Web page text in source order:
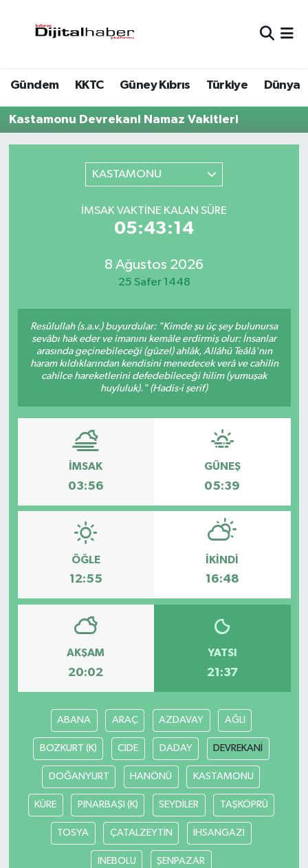
Gündem KKTC Güney Kıbrıs Türkiye Dünya
Kastamonu Devrekani Namaz Vakitleri
KASTAMONU
İMSAK VAKTINE KALAN SÜRE
05:43:14
8 Ağustos 2026
25 Safer 1448
Resûlullah (s.a.v.) buyurdular: "Kimde şu üç şey bulunursa
sevâbı hak eder ve imanını kemâle erdirmiş olur: İnsanlar
arasında geçinebileceği (güzel) ahlâk, Allâhü Teâlâ'nın
haram kıldıklarından kendisini menedecek verâ ve cahilin
cahilce hareketlerini defedebileceği hilim (yumuşak
huyluluk)." (Hadis-i şerif)
İMSAK
03:56
GÜNEŞ
05:39
ÖĞLE
12:55
İKINDI
16:48
AKŞAM
20:02
YATSI
21:37
ABANA ARAÇ AZDAVAY AĞLI
BOZKURT (K) CİDE DADAY DEVREKANİ
DOĞANYURT HANÖNÜ KASTAMONU
KÜRE PINARBAŞI (K) SEYDİLER TAŞKÖPRÜ
TOSYA ÇATALZEYTİN İHSANGAZİ
İNEBOLU ŞENPAZAR
Trafik Durumu
Süper Lig Puan Durumu ve Fikstür